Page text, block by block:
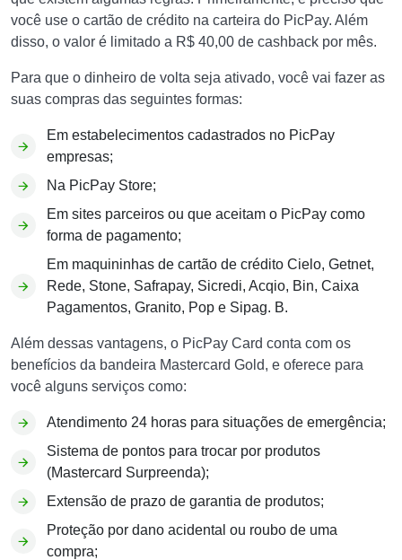
você use o cartão de crédito na carteira do PicPay. Além
disso, o valor é limitado a R$ 40,00 de cashback por mês.
Para que o dinheiro de volta seja ativado, você vai fazer as
suas compras das seguintes formas:
Em estabelecimentos cadastrados no PicPay
empresas;
Na PicPay Store;
Em sites parceiros ou que aceitam o PicPay como
forma de pagamento;
Em maquininhas de cartão de crédito Cielo, Getnet,
Rede, Stone, Safrapay, Sicredi, Acqio, Bin, Caixa
Pagamentos, Granito, Pop e Sipag. B.
Além dessas vantagens, o PicPay Card conta com os
benefícios da bandeira Mastercard Gold, e oferece para
você alguns serviços como:
Atendimento 24 horas para situações de emergência;
Sistema de pontos para trocar por produtos
(Mastercard Surpreenda);
Extensão de prazo de garantia de produtos;
Proteção por dano acidental ou roubo de uma
compra;